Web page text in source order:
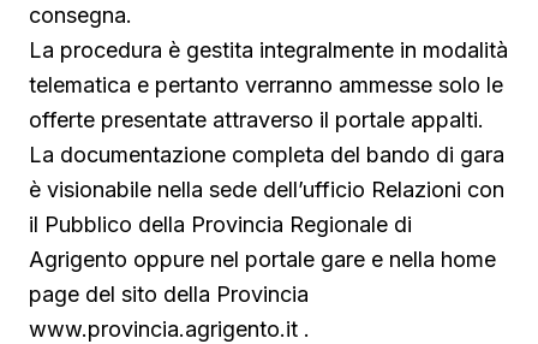
consegna.
La procedura è gestita integralmente in modalità
telematica e pertanto verranno ammesse solo le
offerte presentate attraverso il portale appalti.
La documentazione completa del bando di gara
è visionabile nella sede dell’ufficio Relazioni con
il Pubblico della Provincia Regionale di
Agrigento oppure nel portale gare e nella home
page del sito della Provincia
www.provincia.agrigento.it .